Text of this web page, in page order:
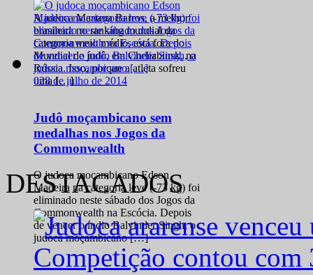
A judoca Mariana Barros, a melhor
brasileira no ranking mundial da
categoria meio médio, está fora do
Mundial de judô, em Cheliabinsk, na
Rússia. Isso, porque a atleta sofreu
uma […]
028 de julho de 2014
Judô moçambicano sem
medalhas nos Jogos da
Commonwealth
O judoca moçambicano Edson
Madeira na categoria leve (-73 kg) foi
eliminado neste sábado dos Jogos da
Commonwealth na Escócia. Depois
de vencer o índio Balvinder Singh, o
judoca moçambicano […]
DESTACADOS